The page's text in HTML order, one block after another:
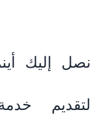
نصل إليك
لتقديم